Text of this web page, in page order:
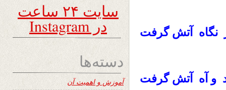
نگاه آتش گرفت
و آه آتش گرفت
سایت ۲۴ ساعت
در Instagram
دسته‌ها
آموزش و اهمیت آن